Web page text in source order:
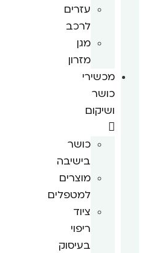
עזרים
לרכב
מגן
מזרון
מכשירי
כושר
ושיקום
כושר
בישיבה
מוצרים
למטפלים
ציוד
ריפוי
בעיסוק